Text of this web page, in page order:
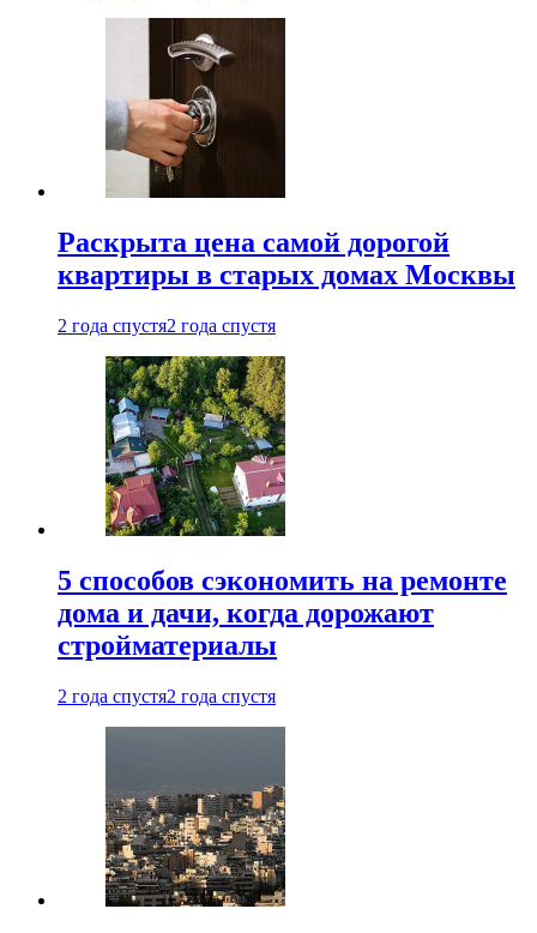
Раскрыта цена самой дорогой
квартиры в старых домах Москвы
2 года спустя2 года спустя
5 способов сэкономить на ремонте
дома и дачи, когда дорожают
стройматериалы
2 года спустя2 года спустя